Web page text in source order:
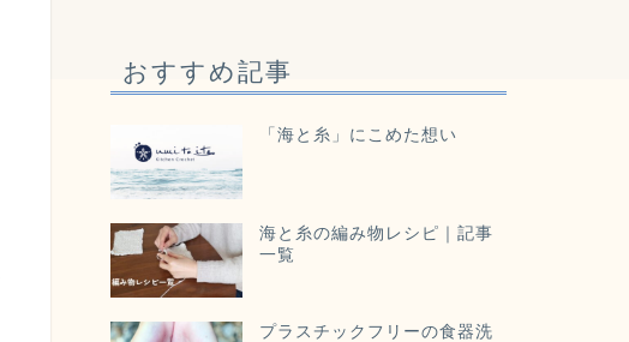
おすすめ記事
「海と糸」にこめた想い
海と糸の編み物レシピ｜記事
一覧
プラスチックフリーの食器洗